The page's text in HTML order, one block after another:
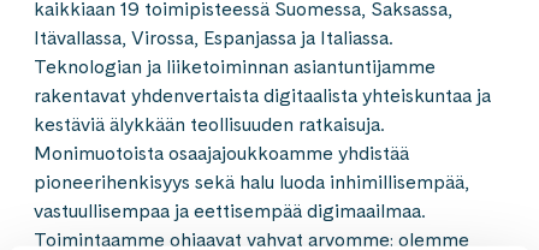
kaikkiaan 19 toimipisteessä Suomessa, Saksassa,
Itävallassa, Virossa, Espanjassa ja Italiassa.
Teknologian ja liiketoiminnan asiantuntijamme
rakentavat yhdenvertaista digitaalista yhteiskuntaa ja
kestäviä älykkään teollisuuden ratkaisuja.
Monimuotoista osaajajoukkoamme yhdistää
pioneerihenkisyys sekä halu luoda inhimillisempää,
vastuullisempaa ja eettisempää digimaailmaa.
Toimintaamme ohjaavat vahvat arvomme: olemme